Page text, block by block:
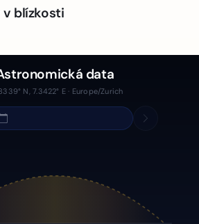
blízkosti
data
N, 7.3422° E · Europe/Zurich